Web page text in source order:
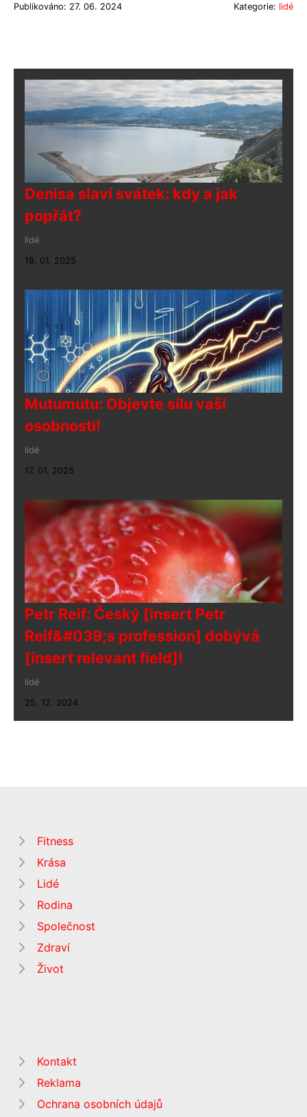
Publikováno: 27. 06. 2024 Kategorie: lidé
Denisa slaví svátek: kdy a jak
popřát?
lidé
18. 01. 2025
Mutumutu: Objevte sílu vaší
osobnosti!
lidé
17. 01. 2025
Petr Reif: Český [insert Petr
Reif&#039;s profession] dobývá
[insert relevant field]!
lidé
25. 12. 2024
Fitness
Krása
Lidé
Rodina
Společnost
Zdraví
Život
Kontakt
Reklama
Ochrana osobních údajů